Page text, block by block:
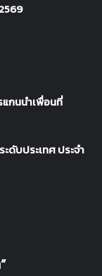
กนนำเพื่อนที่
ดับประเทศ ประจำ